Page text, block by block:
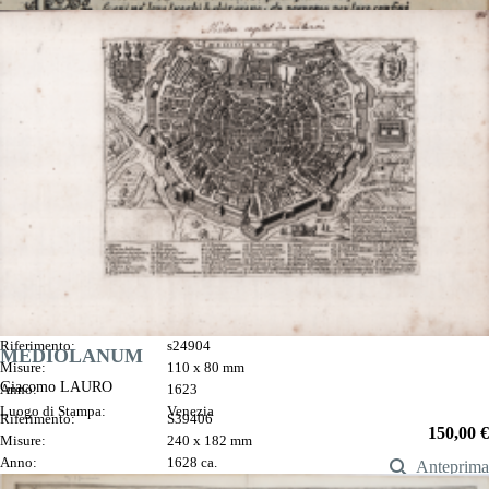
Ducatus Mediolanensis finiti maru q regionis Descrip.
Riferimento:
s24904
Misure:
110 x 80 mm
Anno:
1623
Luogo di Stampa:
Venezia
Prezzo
150,00 €
 Anteprima
MEDIOLANUM
Giacomo LAURO
Riferimento:
S39406
Misure:
240 x 182 mm
Anno:
1628 ca.
Prezzo
1.000,00 €